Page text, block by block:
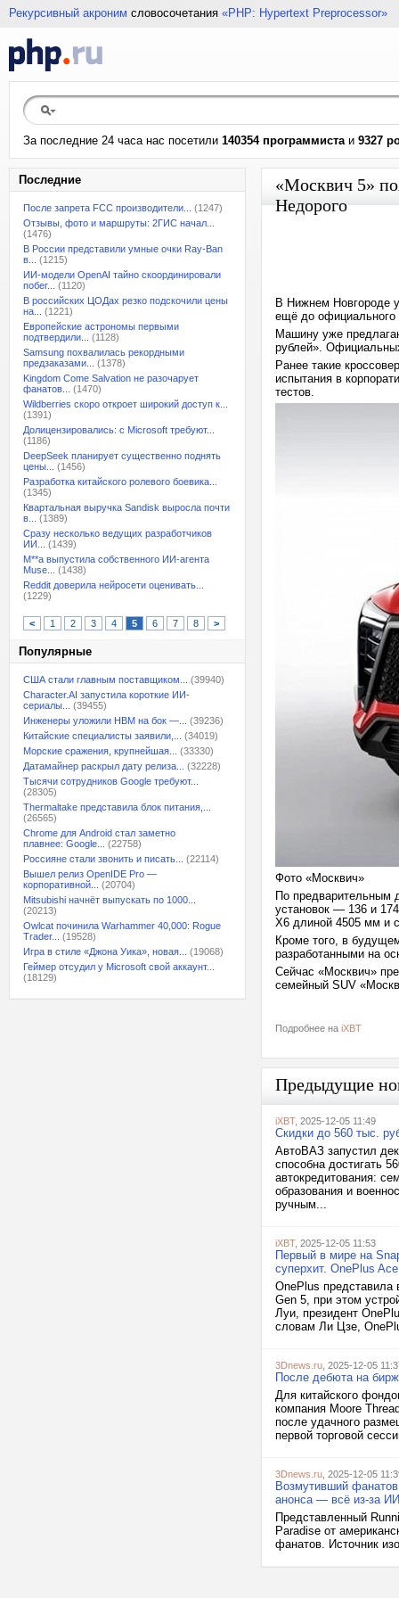
Рекурсивный акроним словосочетания «PHP: Hypertext Preprocessor»
За последние 24 часа нас посетили 140354 программистаи 9327
Последние
После запрета FCC производители...
(1247)
Отзывы, фото и маршруты: 2ГИС начал...
(1476)
В России представили умные очки Ray-Ban
в...
(1215)
ИИ-модели OpenAI тайно скоординировали
побег...
(1120)
В российских ЦОДах резко подскочили цены
на...
(1221)
Европейские астрономы первыми
подтвердили...
(1128)
Samsung похвалилась рекордными
предзаказами...
(1378)
Kingdom Come Salvation не разочарует
фанатов...
(1470)
Wildberries скоро откроет широкий доступ к...
(1391)
Долицензировались: с Microsoft требуют...
(1186)
DeepSeek планирует существенно поднять
цены...
(1456)
Разработка китайского ролевого боевика...
(1345)
Квартальная выручка Sandisk выросла почти
в...
(1389)
Сразу несколько ведущих разработчиков
ИИ...
(1439)
M**a выпустила собственного ИИ-агента
Muse...
(1438)
Reddit доверила нейросети оценивать...
(1229)
< 1 2 3 4 5 6 7 8 >
Популярные
США стали главным поставщиком...
(39940)
Character.AI запустила короткие ИИ-
сериалы...
(39455)
Инженеры уложили HBM на бок —...
(39236)
Китайские специалисты заявили,...
(34019)
Морские сражения, крупнейшая...
(33330)
Датамайнер раскрыл дату релиза...
(32228)
Тысячи сотрудников Google требуют...
(28305)
Thermaltake представила блок питания,...
(26565)
Chrome для Android стал заметно
плавнее: Google...
(22758)
Россияне стали звонить и писать...
(22114)
Вышел релиз OpenIDE Pro —
корпоративной...
(20704)
Mitsubishi начнёт выпускать по 1000...
(20213)
Owlcat починила Warhammer 40,000: Rogue
Trader...
(19528)
Игра в стиле «Джона Уика», новая...
(19068)
Геймер отсудил у Microsoft свой аккаунт...
(18129)
«Москвич 5»
Недорого
В Нижнем Новгороде
ещё до
Машину уже
рублей».
Ранее такие
испытания в
тестов.
Фото «Москвич»
По предварительным
установок — 136 и
X6 длиной 4505 мм и
Кроме того, в
разработанными на
Сейчас «Москвич»
семейный SUV
Подробнее на iXBT
Предыдущие
iXBT, 2025-12-05 11:49
Скидки до 560 тыс.
АвтоВАЗ запустил
способна достигать
автокредитования:
образования и
ручным...
iXBT, 2025-12-05 11:53
Первый в мире на
суперхит. OnePlus
OnePlus представила
Gen 5, при этом
Луи, президент
словам Ли Цзе,
3Dnews.ru , 2025-12-05
После дебюта на
Для китайского
компания Moore
после удачного
первой торговой
3Dnews.ru , 2025-12-05
Возмутивший
анонса — всё из-за ИИ
Представленный
Paradise от
фанатов. Источник